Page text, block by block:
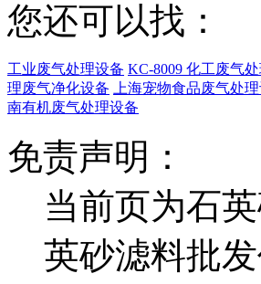
您还可以找：
工业废气处理设备 KC-8009 化工废气
理废气净化设备
上海宠物食品废气处
南有机废气处理设备
免责声明：
当前页为石
英砂滤料批